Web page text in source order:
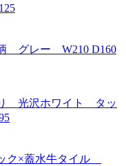
グレー W210 D160
光沢ホワイト タッ
ク×蓋水牛タイル